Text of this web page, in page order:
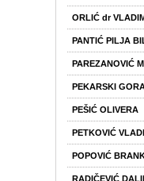
ORLIĆ dr
PANTIĆ PILJA
PAREZANOVIĆ
PEKARSKI
PEŠIĆ OLIVERA
PETKOVIĆ
POPOVIĆ
RADIČEVIĆ